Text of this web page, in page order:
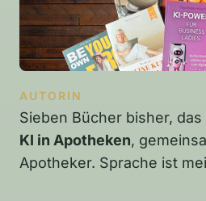
AUTORIN
Sieben Bücher bisher,
KI in Apotheken,
Apotheker. Sprache ist